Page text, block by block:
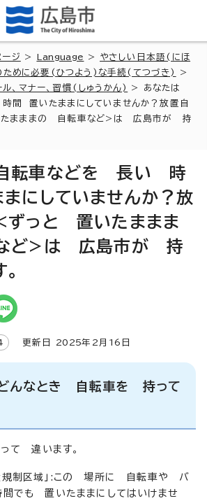
ージ > Language > やさしい日本語(にほ
めに必要(ひつよう)な手続(てつづき)
>
、マナー、習慣(しゅうかん)
> あなたは
置いたままにしていませんか？放置自
まままの 自転車など>は 広島市が 持
転車などを 長い 時
にしていませんか？放
ずっと 置いたままま
ど>は 広島市が 持
更新日 2025年2月 16 日
んなとき 自転車を 持って
て 違います。
規制区域」:この 場所に 自転車や バ
でも 置いたままにしてはいけませ